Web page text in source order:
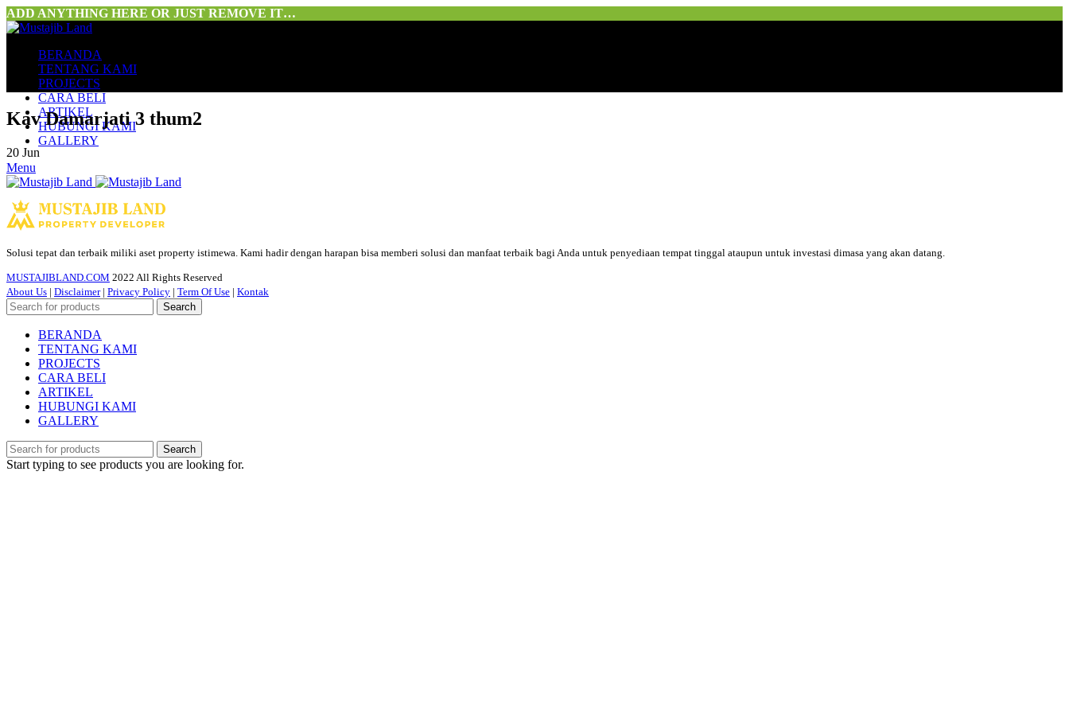
ADD ANYTHING HERE OR JUST REMOVE IT…
BERANDA
TENTANG KAMI
PROJECTS
CARA BELI
ARTIKEL
HUBUNGI KAMI
GALLERY
Menu
Kav Damarjati 3 thum2
20 Jun
Solusi tepat dan terbaik miliki aset property istimewa. Kami hadir dengan harapan bisa memberi solusi dan manfaat terbaik bagi Anda untuk penyediaan tempat tinggal ataupun untuk investasi dimasa yang akan datang.
MUSTAJIBLAND.COM 2022 All Rights Reserved
About Us | Disclaimer| Privacy Policy | Term Of Use | Kontak
Search
BERANDA
TENTANG KAMI
PROJECTS
CARA BELI
ARTIKEL
HUBUNGI KAMI
GALLERY
Search
Start typing to see products you are looking for.